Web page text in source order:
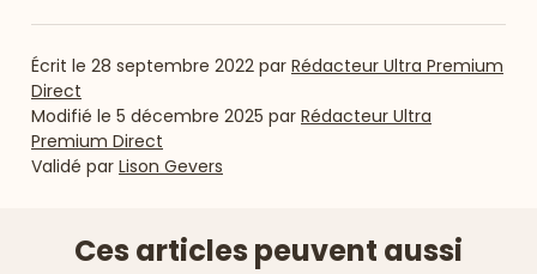
Écrit le 28 septembre 2022 par Rédacteur Ultra Premium
Direct
Modifié le 5 décembre 2025 par Rédacteur Ultra
Premium Direct
Validé par Lison Gevers
Ces articles peuvent aussi